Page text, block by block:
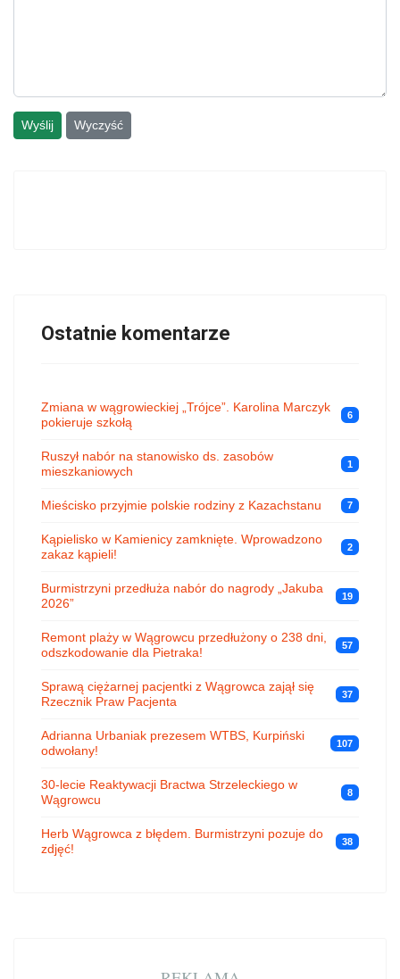
Wyślij Wyczyść
Ostatnie komentarze
Zmiana w wągrowieckiej „Trójce”. Karolina Marczyk
pokieruje szkołą
6
Ruszył nabór na stanowisko ds. zasobów
mieszkaniowych
1
Mieścisko przyjmie polskie rodziny z Kazachstanu 7
Kąpielisko w Kamienicy zamknięte. Wprowadzono
zakaz kąpieli!
2
Burmistrzyni przedłuża nabór do nagrody „Jakuba
2026”
19
Remont plaży w Wągrowcu przedłużony o 238 dni,
odszkodowanie dla Pietraka!
57
Sprawą ciężarnej pacjentki z Wągrowca zajął się
Rzecznik Praw Pacjenta
37
Adrianna Urbaniak prezesem WTBS, Kurpiński
odwołany!
107
30-lecie Reaktywacji Bractwa Strzeleckiego w
Wągrowcu
8
Herb Wągrowca z błędem. Burmistrzyni pozuje do
zdjęć!
38